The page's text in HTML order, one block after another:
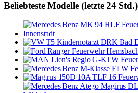
Beliebteste Modelle (letzte 24 Std.)